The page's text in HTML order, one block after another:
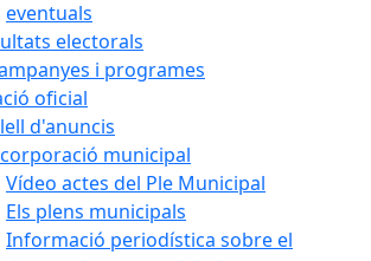
eventuals
electorals
i programes
oficial
d'anuncis
municipal
Vídeo actes del Ple Municipal
Els plens municipals
Informació periodística sobre el